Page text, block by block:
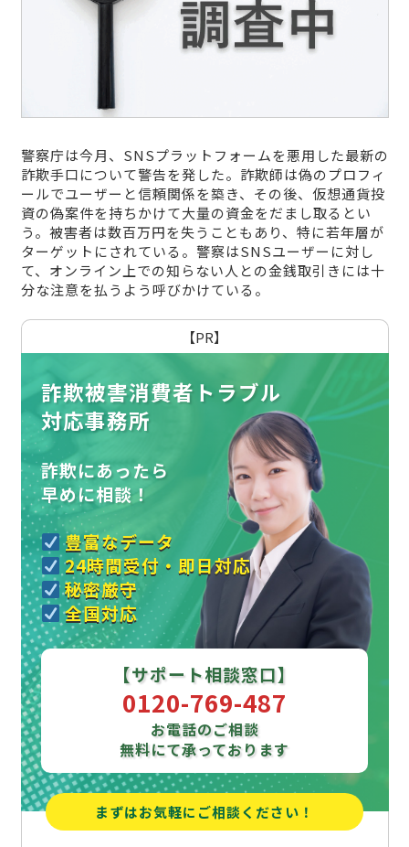
警察庁は今月、SNSプラットフォームを悪用した最新の
詐欺手口について警告を発した。詐欺師は偽のプロフィ
ールでユーザーと信頼関係を築き、その後、仮想通貨投
資の偽案件を持ちかけて大量の資金をだまし取るとい
う。被害者は数百万円を失うこともあり、特に若年層が
ターゲットにされている。警察はSNSユーザーに対し
て、オンライン上での知らない人との金銭取引きには十
分な注意を払うよう呼びかけている。
【PR】
詐欺被害消費者トラブル
対応事務所
詐欺にあったら
早めに相談！
豊富なデータ
24時間受付・即日対応
秘密厳守
全国対応
【サポート相談窓口】
0120-769-487
お電話のご相談
無料にて承っております
まずはお気軽にご相談ください！